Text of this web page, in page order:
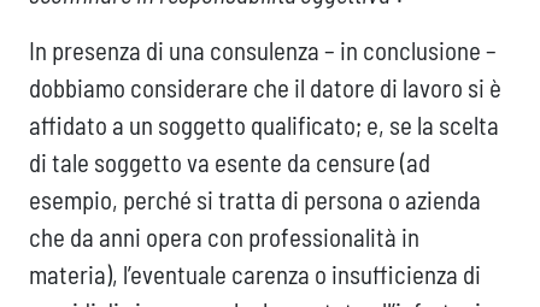
In presenza di una consulenza – in conclusione –
dobbiamo considerare che il datore di lavoro si è
affidato a un soggetto qualificato; e, se la scelta
di tale soggetto va esente da censure (ad
esempio, perché si tratta di persona o azienda
che da anni opera con professionalità in
materia), l’eventuale carenza o insufficienza di